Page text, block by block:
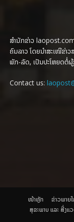
ສຳນັກຂ່າວ laopost.com
ຄົນລາວ ໂດຍນຳສະເໜີຂ່າ
ພັກ-ລັດ, ເປັນປະໂຫຍດຕໍ່
Contact us:
ໜ້າຫຼັກ ຂ່າວພາຍ​ໃ
ສຸຂະພາບ ແລະ ສີ່ງແ